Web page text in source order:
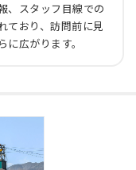
、スタッフ目線での
ており、訪問前に見
広がります。